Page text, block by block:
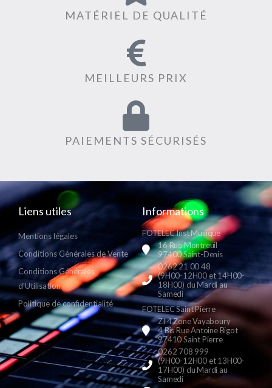
MATÉRIEL DE QUALITÉ
MEILLEURS PRIX
PAIEMENTS SÉCURISÉS
Liens utiles
Mentions légales
Conditions Générales de Vente
Conditions Générales
d'Utilisation
Politique de confidentialité
Informations
FOTELEC Inst Musique
16 Rue Montreuil
97400 Saint-Denis
0262 21 00 48
(9H00-12H00 et 14H00-
18H00) du Mardi au
Samedi
FOTELEC Saint Pierre
ZI 4 Zone Vayaboury
4 Bis Rue Antoine Bigot
97410 Saint Pierre
0262 708 999
(9H00-12H00 et 13H00-
17H00) du Mardi au
Samedi